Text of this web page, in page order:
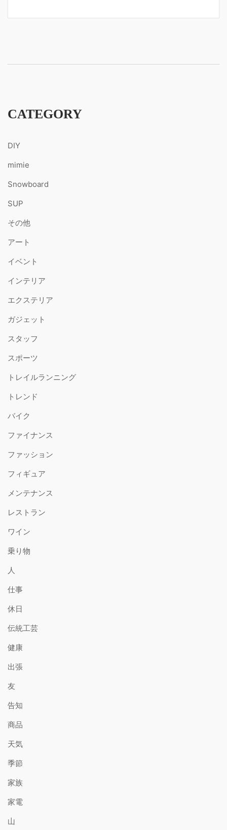
CATEGORY
DIY
mimie
Snowboard
SUP
その他
アート
イベント
インテリア
エクステリア
ガジェット
スタッフ
スポーツ
トレイルランニング
トレンド
バイク
ファイナンス
ファッション
フィギュア
メンテナンス
レストラン
ワイン
乗り物
人
仕事
休日
伝統工芸
健康
出張
友
告知
商品
天気
季節
家族
家電
山